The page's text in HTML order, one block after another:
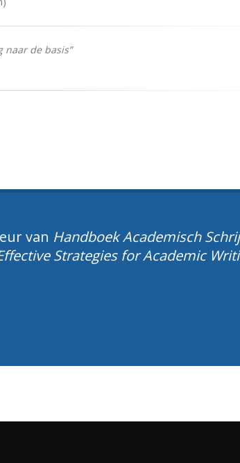
naar de basis”
van Handboek Academisch
Strategies for Academic